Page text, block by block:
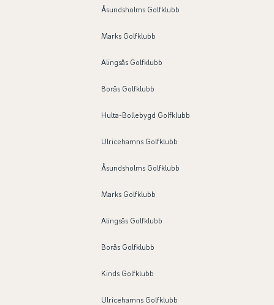
Åsundsholms Golfklubb
Marks Golfklubb
Alingsås Golfklubb
Borås Golfklubb
Hulta-Bollebygd Golfklubb
Ulricehamns Golfklubb
Åsundsholms Golfklubb
Marks Golfklubb
Alingsås Golfklubb
Borås Golfklubb
Kinds Golfklubb
Ulricehamns Golfklubb